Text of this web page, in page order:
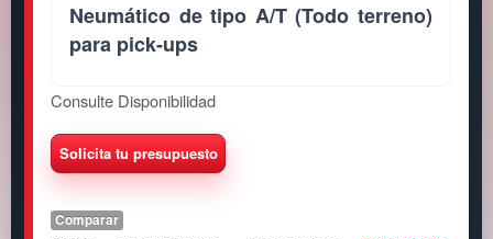
Neumático de tipo A/T (Todo terreno)
para pick-ups
Consulte Disponibilidad
Comparar